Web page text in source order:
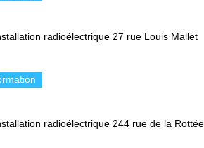
radioélectrique 27 rue Louis Mallet
radioélectrique 244 rue de la Rottée